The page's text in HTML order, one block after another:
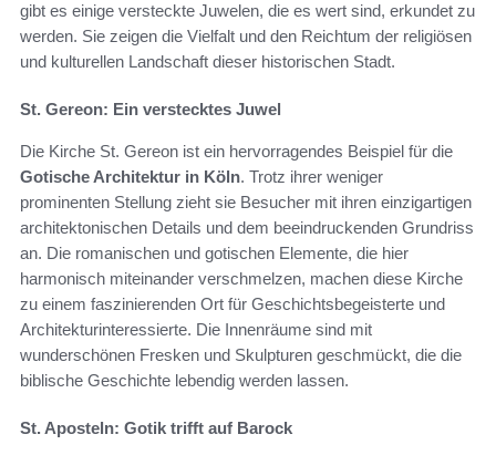
gibt es einige versteckte Juwelen, die es wert sind, erkundet zu
werden. Sie zeigen die Vielfalt und den Reichtum der religiösen
und kulturellen Landschaft dieser historischen Stadt.
St. Gereon: Ein verstecktes Juwel
Die Kirche St. Gereon ist ein hervorragendes Beispiel für die
Gotische Architektur in Köln. Trotz ihrer weniger
prominenten Stellung zieht sie Besucher mit ihren einzigartigen
architektonischen Details und dem beeindruckenden Grundriss
an. Die romanischen und gotischen Elemente, die hier
harmonisch miteinander verschmelzen, machen diese Kirche
zu einem faszinierenden Ort für Geschichtsbegeisterte und
Architekturinteressierte. Die Innenräume sind mit
wunderschönen Fresken und Skulpturen geschmückt, die die
biblische Geschichte lebendig werden lassen.
St. Aposteln: Gotik trifft auf Barock